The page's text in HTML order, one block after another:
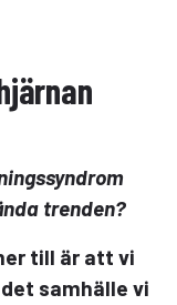
trenden?
till är att vi
samhälle vi